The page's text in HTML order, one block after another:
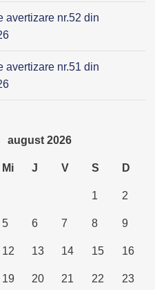
avertizare nr.52 din
avertizare nr.51 din
august 2026
Mi J V S D
1 2
5 6 7 8 9
12 13 14 15 16
19 20 21 22 23